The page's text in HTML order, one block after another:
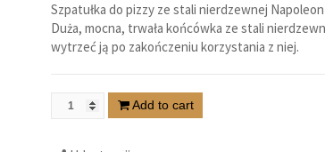
Szpatułka do pizzy ze stali nierdzewnej
Duża, mocna, trwała końcówka ze stali
wytrzeć ją po zakończeniu korzystania z niej.
Add to cart